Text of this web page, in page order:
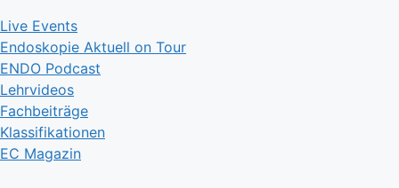
Live Events
Endoskopie Aktuell on Tour
ENDO Podcast
Lehrvideos
Fachbeiträge
Klassifikationen
EC Magazin